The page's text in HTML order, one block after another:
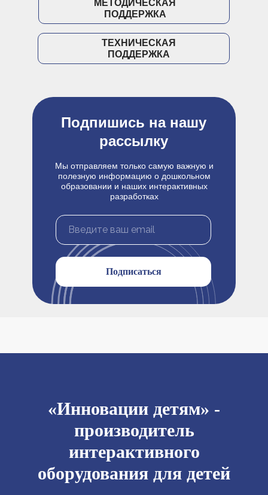
МЕТОДИЧЕСКАЯ
ПОДДЕРЖКА
ТЕХНИЧЕСКАЯ
ПОДДЕРЖКА
Мы отправляем только самую важную и
полезную информацию о дошкольном
образовании и наших интерактивных
разработках
Подпишись на нашу
рассылку
Подписаться
«Инновации детям» -
производитель
интерактивного
оборудования для детей